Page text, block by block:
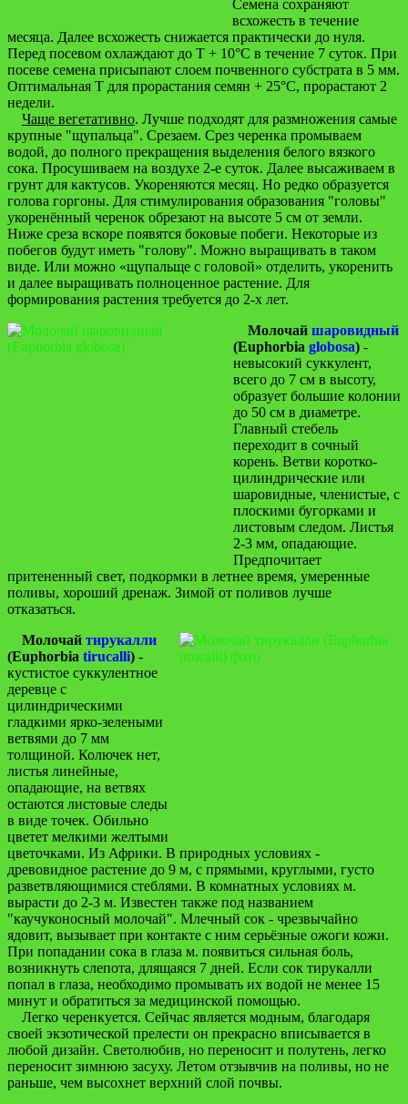
Семена сохраняют
всхожесть в течение
месяца. Далее всхожесть снижается практически до нуля.
Перед посевом охлаждают до Т + 10°С в течение 7 суток. При
посеве семена присыпают слоем почвенного субстрата в 5 мм.
Оптимальная Т для прорастания семян + 25°С, прорастают 2
недели.
Чаще вегетативно. Лучше подходят для размножения самые
крупные "щупальца". Срезаем. Срез черенка промываем
водой, до полного прекращения выделения белого вязкого
сока. Просушиваем на воздухе 2-е суток. Далее высаживаем в
грунт для кактусов. Укореняются месяц. Но редко образуется
голова горгоны. Для стимулирования образования "головы"
укоренённый черенок обрезают на высоте 5 см от земли.
Ниже среза вскоре появятся боковые побеги. Некоторые из
побегов будут иметь "голову". Можно выращивать в таком
виде. Или можно «щупальще с головой» отделить, укоренить
и далее выращивать полноценное растение. Для
формирования растения требуется до 2-х лет.
Молочай шаровидный
(Euphorbia globosa) -
невысокий суккулент,
всего до 7 см в высоту,
образует большие колонии
до 50 см в диаметре.
Главный стебель
переходит в сочный
корень. Ветви коротко-
цилиндрические или
шаровидные, членистые, с
плоскими бугорками и
листовым следом. Листья
2-3 мм, опадающие.
Предпочитает
притененный свет, подкормки в летнее время, умеренные
поливы, хороший дренаж. Зимой от поливов лучше
отказаться.
Молочай тирукалли
(Euphorbia tirucalli) -
кустистое суккулентное
деревце с
цилиндрическими
гладкими ярко-зелеными
ветвями до 7 мм
толщиной. Колючек нет,
листья линейные,
опадающие, на ветвях
остаются листовые следы
в виде точек. Обильно
цветет мелкими желтыми
цветочками. Из Африки. В природных условиях -
древовидное растение до 9 м, с прямыми, круглыми, густо
разветвляющимися стеблями. В комнатных условиях м.
вырасти до 2-3 м. Известен также под названием
"каучуконосный молочай". Млечный сок - чрезвычайно
ядовит, вызывает при контакте с ним серьёзные ожоги кожи.
При попадании сока в глаза м. появиться сильная боль,
возникнуть слепота, длящаяся 7 дней. Если сок тирукалли
попал в глаза, необходимо промывать их водой не менее 15
минут и обратиться за медицинской помощью.
Легко черенкуется. Сейчас является модным, благодаря
своей экзотической прелести он прекрасно вписывается в
любой дизайн. Светолюбив, но переносит и полутень, легко
переносит зимнюю засуху. Летом отзывчив на поливы, но не
раньше, чем высохнет верхний слой почвы.